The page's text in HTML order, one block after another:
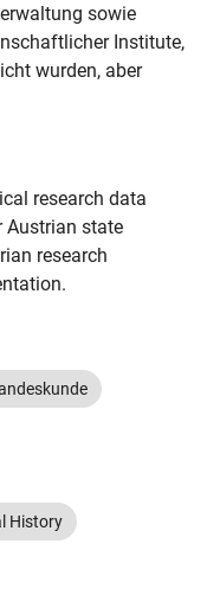
sowie
Institute,
wurden, aber
research data
Austrian state
research
History